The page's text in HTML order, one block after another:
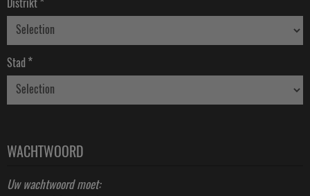
Distrikt *
Stad *
WACHTWOORD
Uw wachtwoord moet: